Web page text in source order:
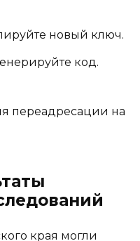
новый ключ.
код.
переадресации на
края могли